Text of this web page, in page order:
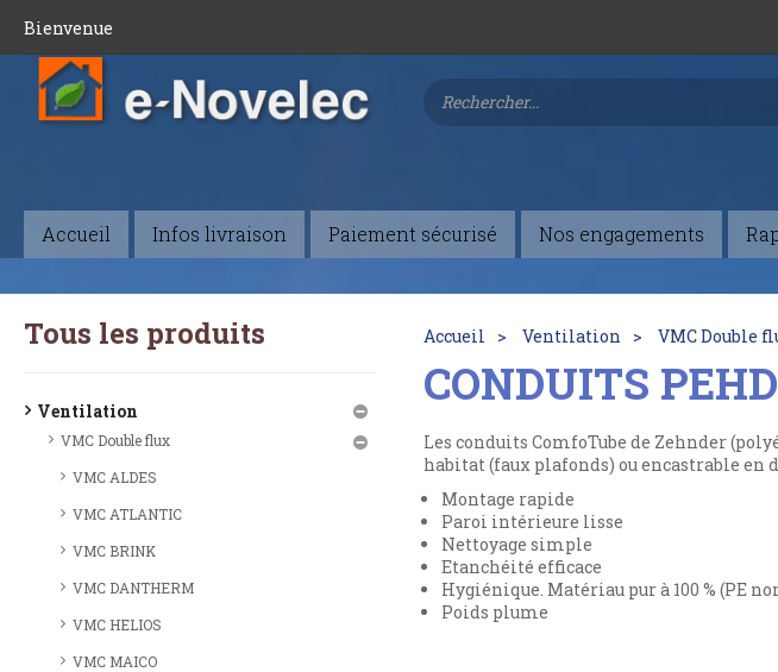
Bienvenue
Accueil Infos livraison Paiement sécurisé Nos engagements
Tous les produits
Ventilation
VMC Double flux
VMC ALDES
VMC ATLANTIC
VMC BRINK
VMC DANTHERM
VMC HELIOS
VMC MAICO
Accueil Ventilation VMC Double
CONDUITS
Les conduits ComfoTube de Zehnder
habitat (faux plafonds) ou encastrable en
Montage rapide
Paroi intérieure lisse
Nettoyage simple
Etanchéité efficace
Hygiénique. Matériau pur à 100 % (PE
Poids plume